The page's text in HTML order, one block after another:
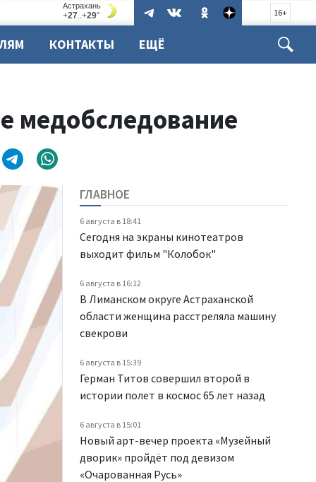
16+
КОНТАКТЫ ЕЩЁ
медобследование
ГЛАВНОЕ
6 августа в 18:41
Сегодня на экраны кинотеатров
выходит фильм "Колобок"
6 августа в 16:12
В Лиманском округе Астраханской
области женщина расстреляла машину
свекрови
6 августа в 15:39
Герман Титов совершил второй в
истории полет в космос 65 лет назад
6 августа в 15:01
Новый арт-вечер проекта «Музейный
дворик» пройдёт под девизом
«Очарованная Русь»